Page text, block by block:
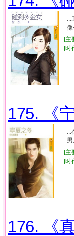
像
[主
[时
175. 《
[主
[时
176. 《